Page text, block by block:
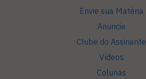
Envie sua Matéria
Anuncie
Clube do Assinante
Vídeos
Colunas